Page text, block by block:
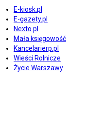
E-kiosk.pl
E-gazety.pl
Nexto.pl
Mała księgowość
Kancelarierp.pl
Wieści Rolnicze
Życie Warszawy